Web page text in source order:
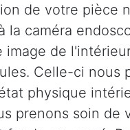
de votre pièce
la caméra
image de
Celle-ci nous
physique
prenons soin de